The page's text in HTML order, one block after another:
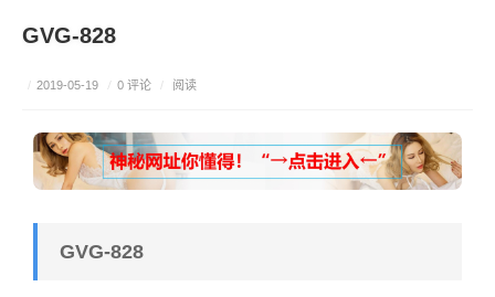
GVG-828
/ 2019-05-19 / 0 评论 / 阅读
GVG-828